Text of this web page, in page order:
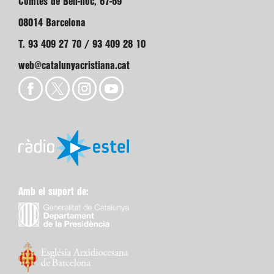
08014 Barcelona
T. 93 409 27 70 / 93 409 28 10
web@catalunyacristiana.cat
Amb el suport de: